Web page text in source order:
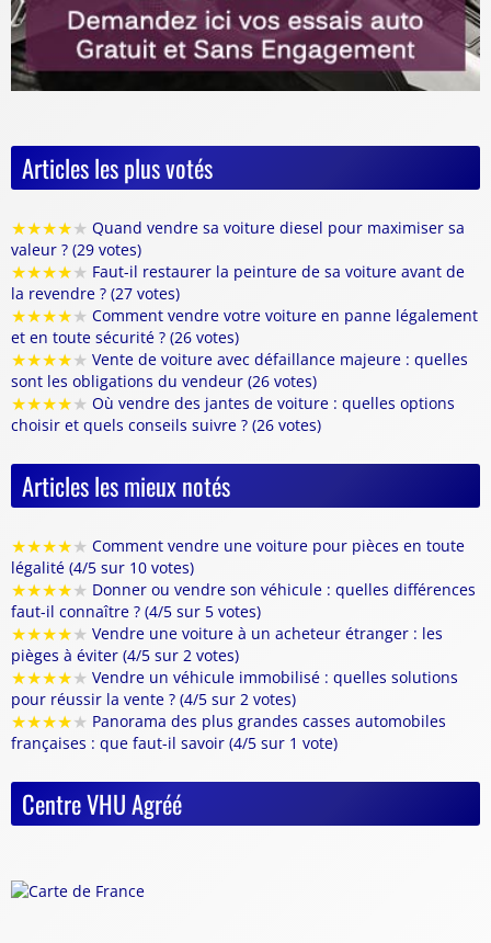
Articles les plus votés
★★★★★ Quand vendre sa voiture diesel pour maximiser sa
valeur ? (29 votes)
★★★★★ Faut-il restaurer la peinture de sa voiture avant de
la revendre ? (27 votes)
★★★★★ Comment vendre votre voiture en panne légalement
et en toute sécurité ? (26 votes)
★★★★★ Vente de voiture avec défaillance majeure : quelles
sont les obligations du vendeur (26 votes)
★★★★★ Où vendre des jantes de voiture : quelles options
choisir et quels conseils suivre ? (26 votes)
Articles les mieux notés
★★★★★ Comment vendre une voiture pour pièces en toute
légalité (4/5 sur 10 votes)
★★★★★ Donner ou vendre son véhicule : quelles différences
faut-il connaître ? (4/5 sur 5 votes)
★★★★★ Vendre une voiture à un acheteur étranger : les
pièges à éviter (4/5 sur 2 votes)
★★★★★ Vendre un véhicule immobilisé : quelles solutions
pour réussir la vente ? (4/5 sur 2 votes)
★★★★★ Panorama des plus grandes casses automobiles
françaises : que faut-il savoir (4/5 sur 1 vote)
Centre VHU Agréé